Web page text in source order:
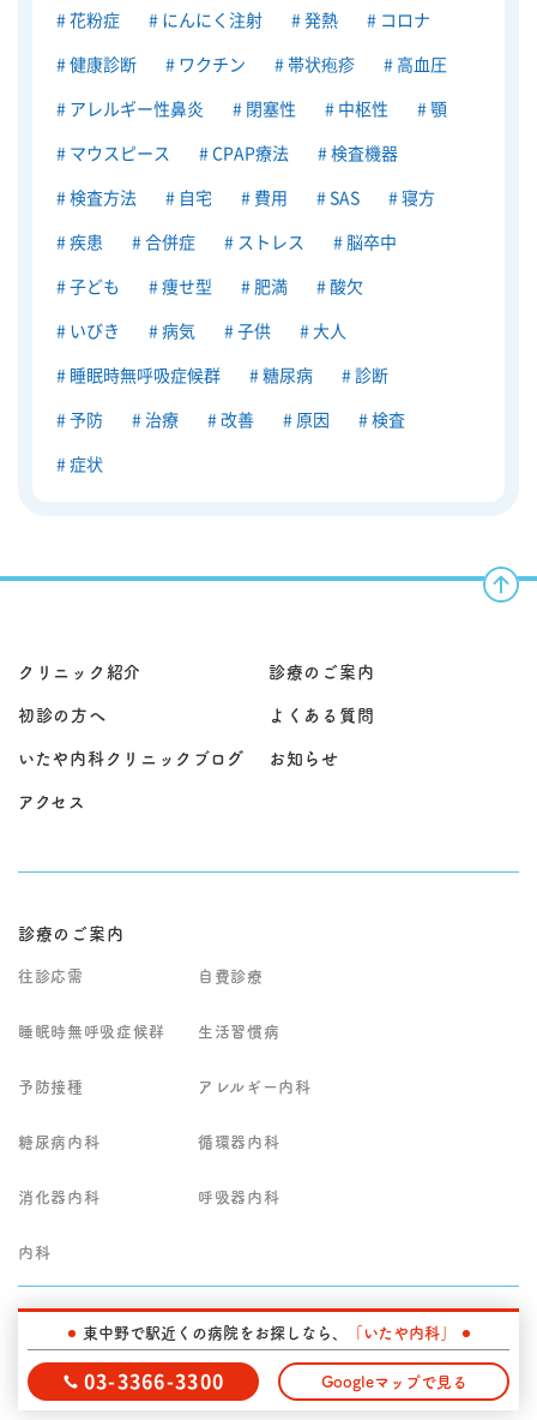
花粉症 にんにく注射 発熱 コロナ
健康診断 ワクチン 帯状疱疹 高血圧
アレルギー性鼻炎 閉塞性 中枢性 顎
マウスピース CPAP療法 検査機器
検査方法 自宅 費用 SAS 寝方
疾患 合併症 ストレス 脳卒中
子ども 痩せ型 肥満 酸欠
いびき 病気 子供 大人
睡眠時無呼吸症候群 糖尿病 診断
予防 治療 改善 原因 検査
症状
東中野で駅近くの病院をお探しなら、 「いたや内科」
03-3366-3300 Googleマップで見る
クリニック紹介 診療のご案内
初診の方へ よくある質問
いたや内科クリニックブログ お知らせ
アクセス
診療のご案内
往診応需 自費診療
睡眠時無呼吸症候群 生活習慣病
予防接種 アレルギー内科
糖尿病内科 循環器内科
消化器内科 呼吸器内科
内科
診療エリア
東京都中野区の東中野駅の内科・診療科一覧